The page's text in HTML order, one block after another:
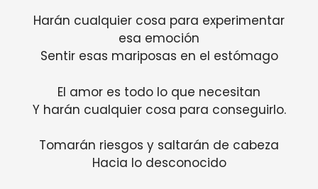
Harán cualquier cosa para experimentar
esa emoción
Sentir esas mariposas en el estómago
El amor es todo lo que necesitan
Y harán cualquier cosa para conseguirlo.
Tomarán riesgos y saltarán de cabeza
Hacia lo desconocido